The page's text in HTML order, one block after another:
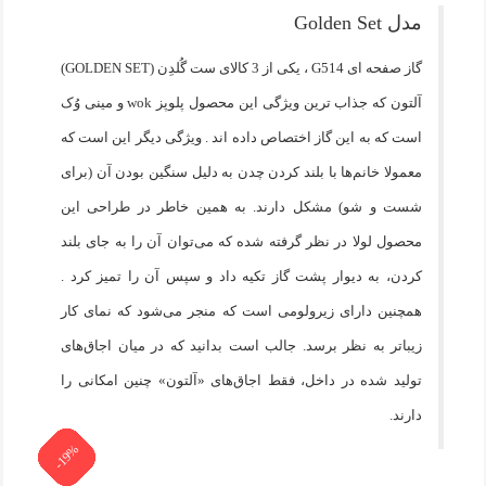
مدل Golden Set
گاز صفحه ای G514 ، یکی از 3 کالای ست گُلدِن (GOLDEN SET)
آلتون که جذاب ترین ویژگی این محصول پلوپز wok و مینی وُک
است که به این گاز اختصاص داده اند . ویژگی دیگر این است که
معمولا خانم‌ها با بلند کردن چدن به دلیل سنگین بودن آن (برای
شست و شو) مشکل دارند. به همین خاطر در طراحی این
محصول لولا در نظر گرفته شده که می‌توان آن را به جای بلند
کردن، به دیوار پشت گاز تکیه داد و سپس آن را تمیز کرد .
همچنین دارای زیرولومی است که منجر می‌شود که نمای کار
زیباتر به نظر برسد. جالب است بدانید که در میان اجاق‌های
تولید شده در داخل، فقط اجاق‌های «آلتون» چنین امکانی را
دارند.
-19%
-19%
-19%
-5%
-5%
-19%
-5%
-19%
-19%
-19%
-19%
-19%